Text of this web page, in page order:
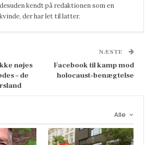
desuden kendt på redaktionen som en
kvinde, der har let til latter.
nøjes
– de
NÆSTE
Facebook til kamp mod
holocaust-benægtelse
Alle